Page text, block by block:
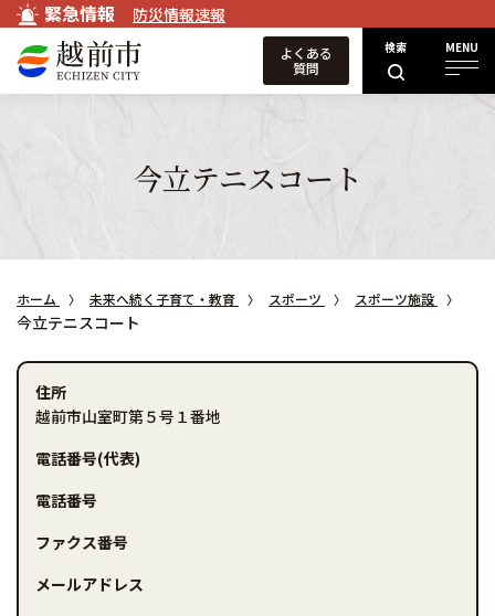
緊急情報 防災情報速報
検索 MENU
よくある
質問
今立テニスコート
ホーム 未来へ続く子育て・教育 スポーツ スポーツ施設
今立テニスコート
住所
越前市山室町第５号１番地
電話番号(代表)
電話番号
ファクス番号
メールアドレス